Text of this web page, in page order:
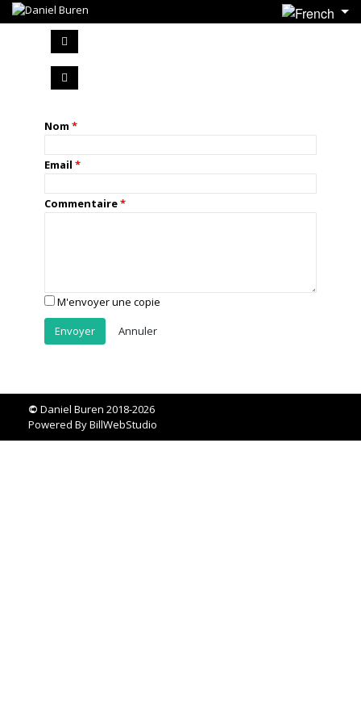
Nom
Email
Commentaire
M'envoyer une copie
Annuler
© Daniel Buren 2018-2026
Powered ByBillWebStudio